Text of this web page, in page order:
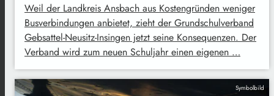
Weil der Landkreis Ansbach aus Kostengründen weniger
Busverbindungen anbietet, zieht der Grundschulverband
Gebsattel-Neusitz-Insingen jetzt seine Konsequenzen. Der
Verband wird zum neuen Schuljahr einen eigenen …
Symbolbild